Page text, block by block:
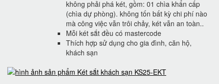
không phải phá két, gồm: 01 chìa khẩn cấp
(chìa dự phòng). không tốn bất kỳ chi phí nào
mà công việc vẫn trôi chảy, két vẫn an toàn..
Mỗi két sắt đều có mastercode
Thích hợp sử dụng cho gia đình, căn hộ,
khách sạn